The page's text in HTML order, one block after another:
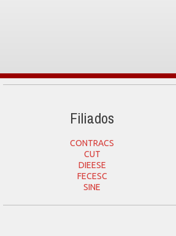
Filiados
CONTRACS
CUT
DIEESE
FECESC
SINE